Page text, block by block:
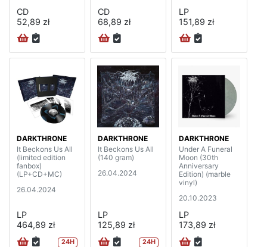
CD
52,89 zł
CD
68,89 zł
LP
151,89 zł
DARKTHRONE
It Beckons Us All
(limited edition
fanbox)
(LP+CD+MC)
26.04.2024
LP
464,89 zł
24H
DARKTHRONE
It Beckons Us All
(140 gram)
26.04.2024
LP
125,89 zł
24H
DARKTHRONE
Under A Funeral
Moon (30th
Anniversary
Edition) (marble
vinyl)
20.10.2023
LP
173,89 zł